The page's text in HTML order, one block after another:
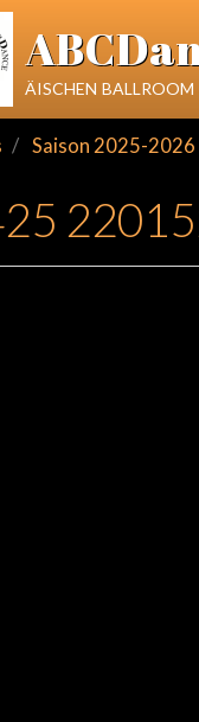
äischen ballroom
Saison 2025-2026